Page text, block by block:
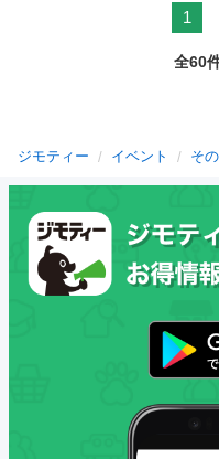
1
全60
ジモティー イベント そ